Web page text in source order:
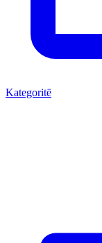
Kategoritë